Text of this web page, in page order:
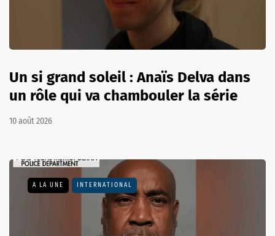
Un si grand soleil : Anaïs Delva dans
un rôle qui va chambouler la série
10 août 2026
A LA UNE INTERNATIONAL